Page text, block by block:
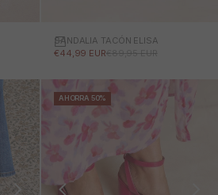
SANDALIA TACÓN ELISA
PRECIO DE OFERTA
€44,99 EURPRECIO NORMAL
€89,95 EUR
AHORRA 50%